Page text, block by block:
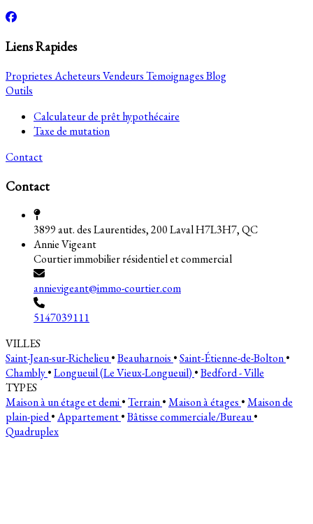
Liens Rapides
ProprietesAcheteursVendeursTemoignagesBlog
Outils
Calculateur de prêt hypothécaire
Taxe de mutation
Contact
Contact
3899 aut. des Laurentides, 200 Laval H7L3H7, QC
Annie Vigeant
Courtier immobilier résidentiel et commercial
annievigeant@immo-courtier.com
5147039111
VILLES
Saint-Jean-sur-Richelieu•Beauharnois •Saint-Étienne-de-Bolton•
Chambly•Longueuil (Le Vieux-Longueuil) •Bedford - Ville
TYPES
Maison à un étage et demi•Terrain•Maison à étages •Maison de
plain-pied•Appartement•Bâtisse commerciale/Bureau•
Quadruplex